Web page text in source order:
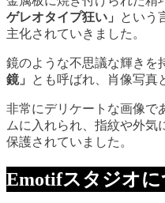
ゲレオタイプ狂い」
という
主化されていきました。
鏡のような不思議な輝きを
鏡」
とも呼ばれ、肖像写真
非常にデリケートな画像で
ムに入れられ、指紋や外気
保護されていました。
Emotifスタジオに